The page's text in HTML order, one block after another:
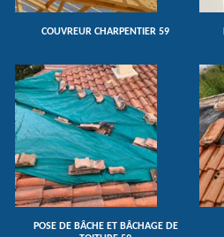
COUVREUR CHARPENTIER 59
POSE DE BÂCHE ET BÂCHAGE DE